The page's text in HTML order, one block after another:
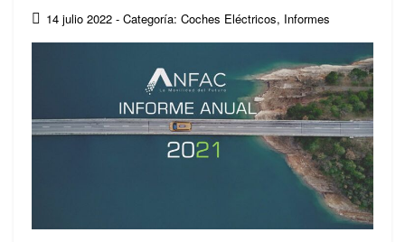
14 julio 2022 - Categoría: Coches Eléctricos, Informes